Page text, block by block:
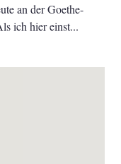
an der Goethe-
ich hier einst